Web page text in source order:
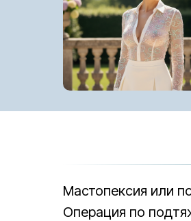
Мастопексия или
Операция по